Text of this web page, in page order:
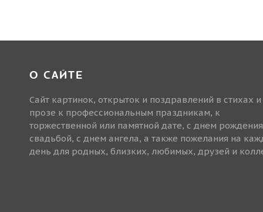
О САЙТЕ
Сайт картинок, открыток и поздравлений в стихах и
прозе к профессиональным праздникам, к
торжественной или памятной дате, с днем
свадьбой, с днем ангела, а также пожелания на
день для родных, близких, любимых, друзей и